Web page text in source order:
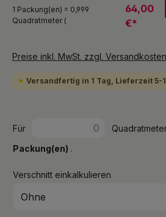
1 Packung(en) = 0,999
Quadratmeter (
64,00
€*
Preise inkl. MwSt. zzgl. Versandkosten
Versandfertig in 1 Tag, Lieferzeit 5-
Für
Packung(en) .
Verschnitt einkalkulieren